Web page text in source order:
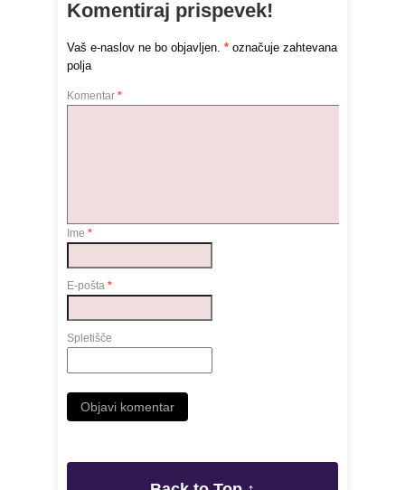
Komentiraj prispevek!
Vaš e-naslov ne bo objavljen. * označuje zahtevana
polja
Komentar *
Ime *
E-pošta *
Spletišče